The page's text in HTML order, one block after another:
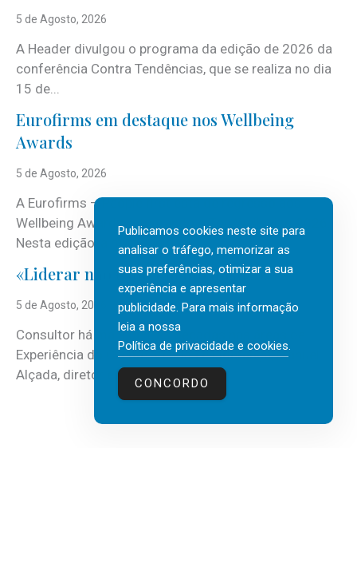
5 de Agosto, 2026
A Header divulgou o programa da edição de 2026 da
conferência Contra Tendências, que se realiza no dia
15 de...
Eurofirms em destaque nos Wellbeing
Awards
5 de Agosto, 2026
A Eurofirms – People first está de regresso aos
Wellbeing Awards, integrando o Top Wellbeing 2026.
Nesta edição, a multinacional...
«Liderar não é um talento místico.»
5 de Agosto, 2026
Consultor há mais de três décadas nas áreas de
Experiência do Cliente, Vendas e Liderança, Manuel
Alçada, diretor executivo da...
Publicamos cookies neste site para
analisar o tráfego, memorizar as
suas preferências, otimizar a sua
experiência e apresentar
publicidade. Para mais informação
leia a nossa
Política de privacidade e cookies.
CONCORDO